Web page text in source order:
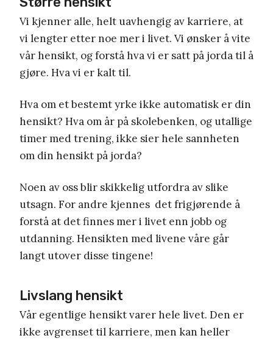
Vi kjenner alle, helt uavhengig av karriere, at
vi lengter etter noe mer i livet. Vi ønsker å vite
vår hensikt, og forstå hva vi er satt på jorda til å
gjøre. Hva vi er kalt til.
Hva om et bestemt yrke ikke automatisk er din
hensikt? Hva om år på skolebenken, og utallige
timer med trening, ikke sier hele sannheten
om din hensikt på jorda?
Noen av oss blir skikkelig utfordra av slike
utsagn. For andre kjennes det frigjørende å
forstå at det finnes mer i livet enn jobb og
utdanning. Hensikten med livene våre går
langt utover disse tingene!
Livslang hensikt
Vår egentlige hensikt varer hele livet. Den er
ikke avgrenset til karriere, men kan heller